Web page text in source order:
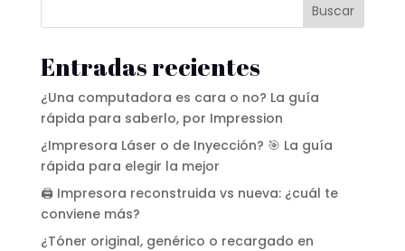
Buscar
Entradas recientes
¿Una computadora es cara o no? La guía
rápida para saberlo, por Impression
¿Impresora Láser o de Inyección? 🎯 La guía
rápida para elegir la mejor
🖨️ Impresora reconstruida vs nueva: ¿cuál te
conviene más?
¿Tóner original, genérico o recargado en